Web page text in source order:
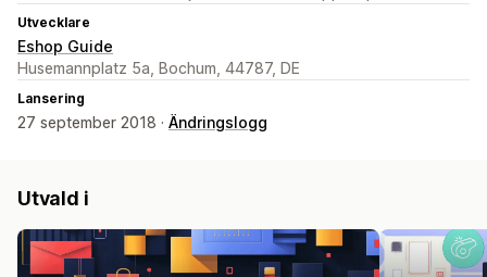
Utvecklare
Eshop Guide
Husemannplatz 5a, Bochum, 44787, DE
Lansering
27 september 2018 · Ändringslogg
Utvald i